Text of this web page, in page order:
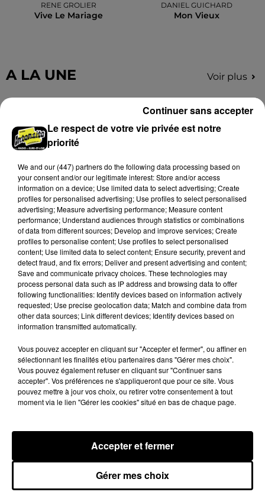
RENE GROLIER
Vive Le Mariage
DANIEL GUICHARD
Mon Vieux
A LA UNE Voir plus
Loir-et-Cher : un pyromane interpellé grâce
au sang-froid des...
Samedi 25 juillet, plus d'une dizaine de feux de
champs et de sous-bois ont été déclenchés dans le
secteur de Fontaine-les-Côteaux, Montoire et Lunay.
Grâce...
Le respect de votre vie privée est notre
priorité
We and our (447) partnersdo the following data processing based on
your consent and/or our legitimate interest: Store and/or access
information on a device; Use limited data to select advertising; Create
profiles for personalised advertising; Use profiles to select personalised
advertising; Measure advertising performance; Measure content
performance; Understand audiences through statistics or combinations
of data from different sources; Develop and improve services; Create
profiles to personalise content; Use profiles to select personalised
content; Use limited data to select content; Ensure security, prevent and
detect fraud, and fix errors; Deliver and present advertising and content;
Save and communicate privacy choices. These technologies may
process personal data such as IP address and browsing data to offer
following functionalities: Identify devices based on information actively
requested; Use precise geolocation data; Match and combine data from
other data sources; Link different devices; Identify devices based on
information transmitted automatically.
Vous pouvez accepter en cliquant sur "Accepter et fermer", ou affiner en
sélectionnant les finalités et/ou partenaires dans "Gérer mes choix".
Vous pouvez également refuser en cliquant sur "Continuer sans
accepter". Vos préférences ne s'appliqueront que pour ce site. Vous
pouvez mettre à jour vos choix, ou retirer votre consentement à tout
moment via le lien "Gérer les cookies" situé en bas de chaque page.
Gérer mes choix
Accepter et fermer
Continuer sans accepter